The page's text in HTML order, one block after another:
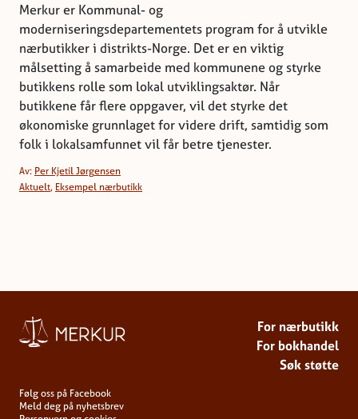
Merkur er Kommunal- og
moderniseringsdepartementets program for å utvikle
nærbutikker i distrikts-Norge. Det er en viktig
målsetting å samarbeide med kommunene og styrke
butikkens rolle som lokal utviklingsaktør. Når
butikkene får flere oppgaver, vil det styrke det
økonomiske grunnlaget for videre drift, samtidig som
folk i lokalsamfunnet vil får betre tjenester.
Av: Per Kjetil Jørgensen
Aktuelt, Eksempel nærbutikk
For nærbutikk
For bokhandel
Søk støtte
Følg oss på Facebook
Meld deg på nyhetsbrev